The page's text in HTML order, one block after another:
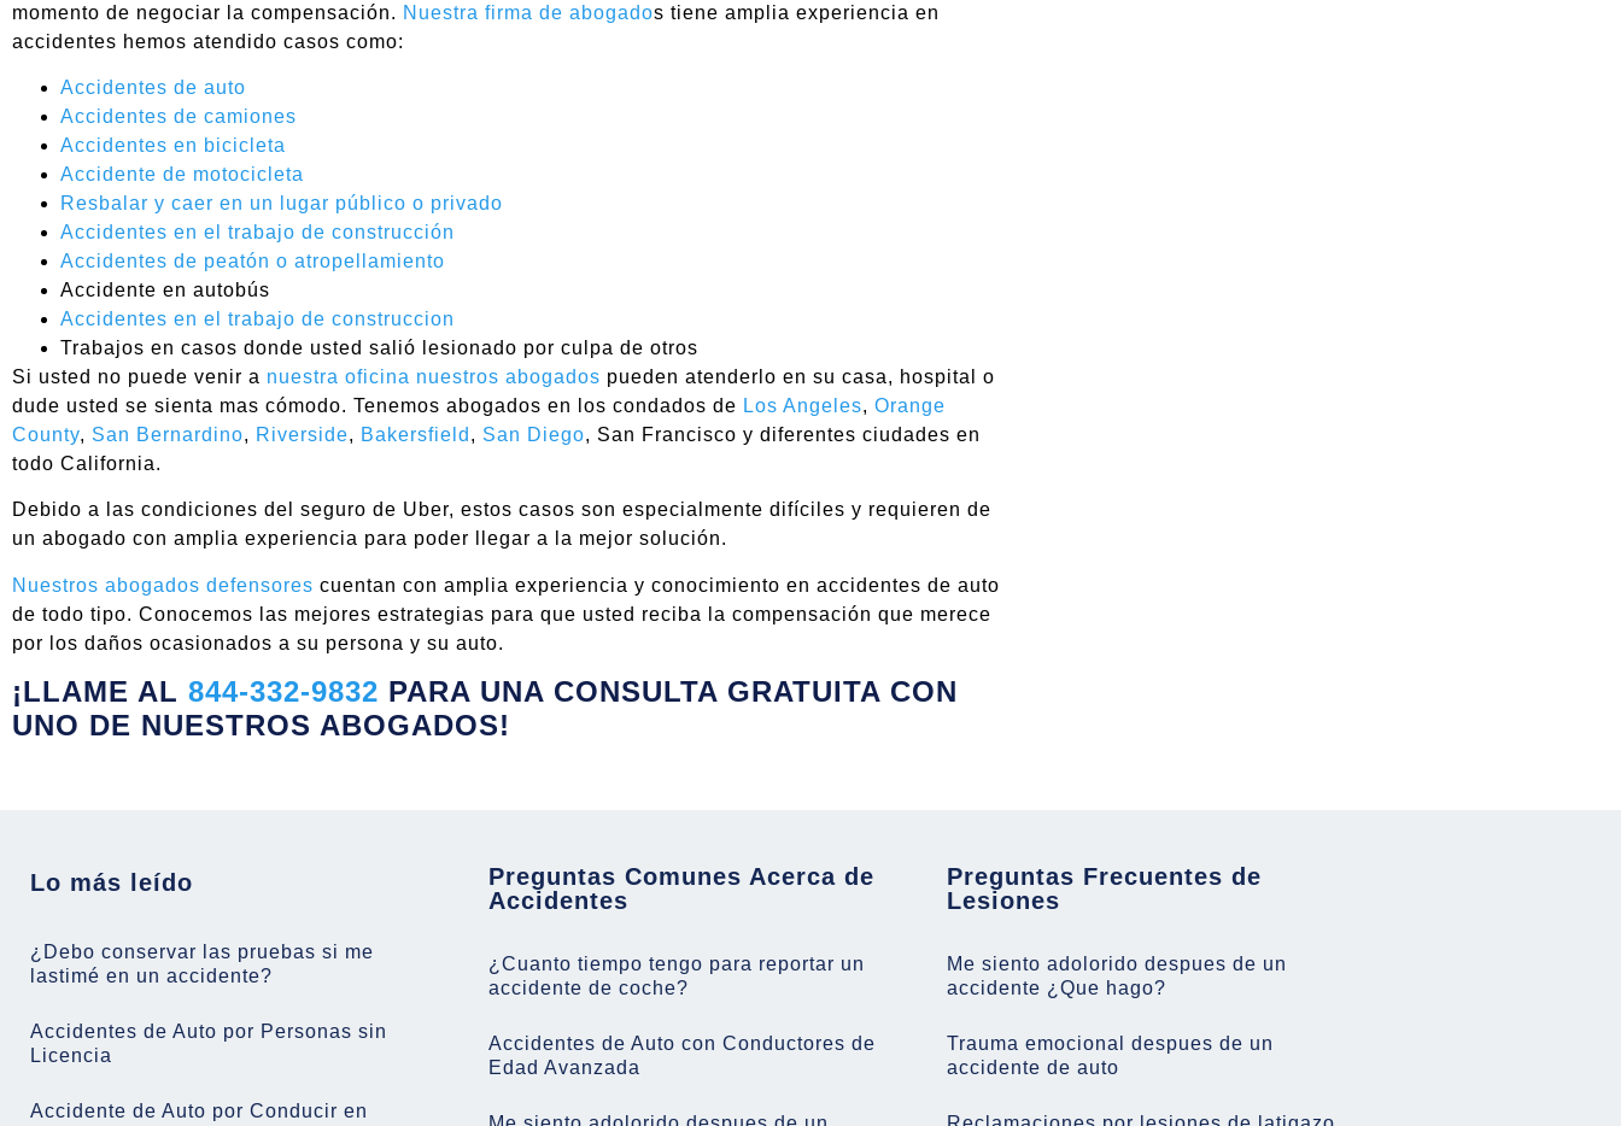
momento de negociar la compensación. Nuestra firma de abogados tiene amplia experiencia en
accidentes hemos atendido casos como:
Accidentes de auto
Accidentes de camiones
Accidentes en bicicleta
Accidente de motocicleta
Resbalar y caer en un lugar público o privado
Accidentes en el trabajo de construcción
Accidentes de peatón o atropellamiento
Accidente en autobús
Accidentes en el trabajo de construccion
Trabajos en casos donde usted salió lesionado por culpa de otros
Si usted no puede venir a nuestra oficina nuestros abogados pueden atenderlo en su casa, hospital o
dude usted se sienta mas cómodo. Tenemos abogados en los condados de Los Angeles, Orange
County, San Bernardino, Riverside, Bakersfield , San Diego, San Francisco y diferentes ciudades en
todo California.
Debido a las condiciones del seguro de Uber, estos casos son especialmente difíciles y requieren de
un abogado con amplia experiencia para poder llegar a la mejor solución.
Nuestros abogados defensores cuentan con amplia experiencia y conocimiento en accidentes de auto
de todo tipo. Conocemos las mejores estrategias para que usted reciba la compensación que merece
por los daños ocasionados a su persona y su auto.
¡LLAME AL 844-332-9832 PARA UNA CONSULTA GRATUITA CON
UNO DE NUESTROS ABOGADOS!
Lo más leído
¿Debo conservar las pruebas si me
lastimé en un accidente?
Accidentes de Auto por Personas sin
Licencia
Accidente de Auto por Conducir en
Preguntas Comunes Acerca de
Accidentes
¿Cuanto tiempo tengo para reportar un
accidente de coche?
Accidentes de Auto con Conductores de
Edad Avanzada
Preguntas Frecuentes de
Lesiones
Me siento adolorido despues de un
accidente ¿Que hago?
Trauma emocional despues de un
accidente de auto